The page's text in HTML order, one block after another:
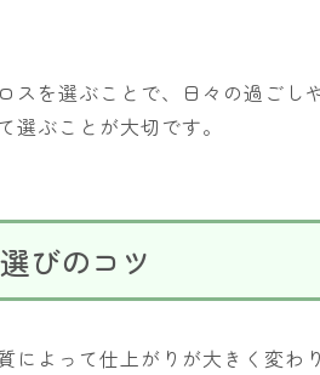
スを選ぶことで、日々の過ご
ぶことが大切です。
びのコツ
によって仕上がりが大きく変